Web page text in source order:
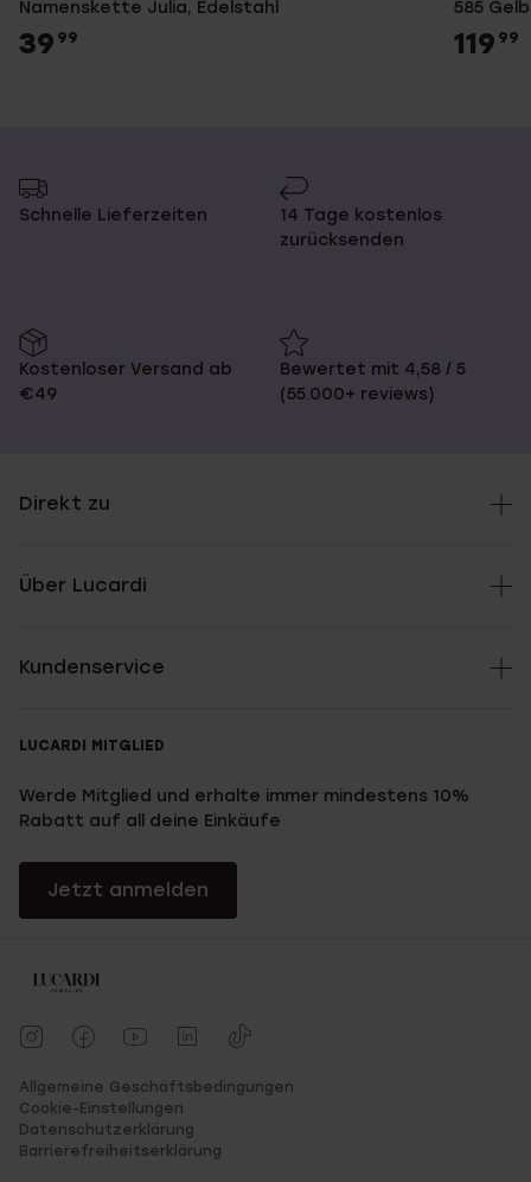
Namenskette Julia, Edelstahl
39 99
585
119 99
Schnelle Lieferzeiten
14 Tage kostenlos
zurücksenden
Kostenloser Versand ab
€49
Bewertet mit 4,58 / 5
(55.000+ reviews)
Direkt zu
Über Lucardi
Kundenservice
LUCARDI MITGLIED
Werde Mitglied und erhalte immer mindestens 10%
Rabatt auf all deine Einkäufe
Jetzt anmelden
Allgemeine Geschäftsbedingungen
Cookie-Einstellungen
Datenschutzerklärung
Barrierefreiheitserklärung